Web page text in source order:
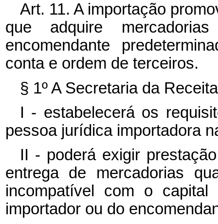
Art. 11. A importação
que adquire
encomendante
conta e ordem de terceiros.
§ 1º A Secretaria da
I - estabelecerá os
pessoa jurídica importadora
II - poderá exigir
entrega de mercadorias
incompatível com o
importador ou do